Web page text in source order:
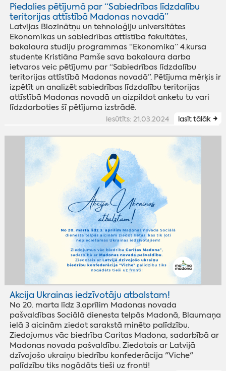
Piedalies pētījumā par “Sabiedrības līdzdalību
teritorijas attīstībā Madonas novadā”
Latvijas Biozinātņu un tehnoloģiju universitātes
Ekonomikas un sabiedrības attīstība fakultātes,
bakalaura studiju programmas “Ekonomika” 4.kursa
studente Kristiāna Pamše sava bakalaura darba
ietvaros veic pētījumu par “Sabiedrības līdzdalību
teritorijas attīstībā Madonas novadā”. Pētījuma mērķis ir
izpētīt un analizēt sabiedrības līdzdalību teritorijas
attīstībā Madonas novadā un aizpildot anketu tu vari
līdzdarboties šī pētījuma izstrādē.
iesūtīts: 21.03.2024 lasīt tālāk
Akcija Ukrainas iedzīvotāju atbalstam!
No 20. marta līdz 3.aprīlim Madonas novada
pašvaldības Sociālā dienesta telpās Madonā, Blaumaņa
ielā 3 aicinām ziedot sarakstā minēto palīdzību.
Ziedojumus vāc biedrība Caritas Madona, sadarbībā ar
Madonas novada pašvaldību. Ziedotais ar Latvijā
dzīvojošo ukraiņu biedrību konfederācija "Viche"
palīdzību tiks nogādāts tieši uz fronti!